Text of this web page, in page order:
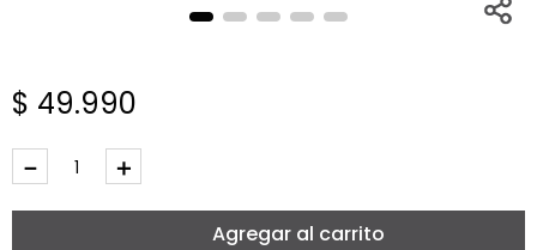
$ 49.990
＋
－
Agregar al carrito